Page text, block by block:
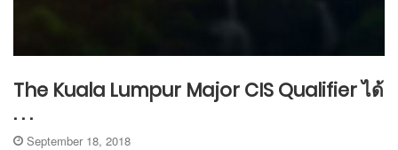
The Kuala Lumpur Major CIS Qualifier ได้
. . .
September 18, 2018